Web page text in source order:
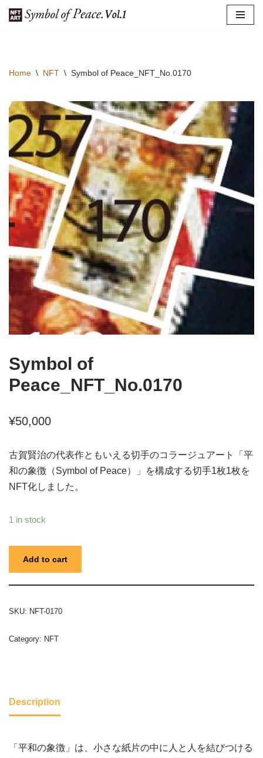
へ
ス
キ
ッ
プ
Home \ NFT \ Symbol of Peace_NFT_No.0170
Symbol of
Peace_NFT_No.0170
¥50,000
古賀賢治の代表作ともいえる切手のコラージュアート「平
和の象徴（Symbol of Peace）」を構成する切手1枚1枚を
NFT化しました。
1 in stock
Add to cart
SKU: NFT-0170
Category: NFT
Description
「平和の象徴」は、小さな紙片の中に人と人を結びつける